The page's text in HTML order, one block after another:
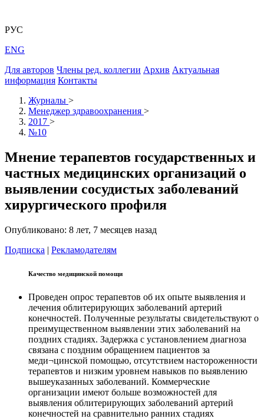
РУС
ENG
Для авторов Члены ред. коллегии Архив Актуальная
информация Контакты
Журналы >
Менеджер здравоохранения >
2017 >
№10
Мнение терапевтов государственных и
частных медицинских организаций о
выявлении сосудистых заболеваний
хирургического профиля
Опубликовано: 8 лет, 7 месяцев назад
Подписка | Рекламодателям
Качество медицинской помощи
Проведен опрос терапевтов об их опыте выявления и
лечения облитерирующих заболеваний артерий
конечностей. Полученные результаты свидетельствуют о
преимущественном выявлении этих заболеваний на
поздних стадиях. Задержка с установлением диагноза
связана с поздним обращением пациентов за
меди¬цинской помощью, отсутствием настороженности
терапевтов и низким уровнем навыков по выявлению
вышеуказанных заболеваний. Коммерческие
организации имеют больше возможностей для
выявления облитерирующих заболеваний артерий
конечностей на сравнительно ранних стадиях